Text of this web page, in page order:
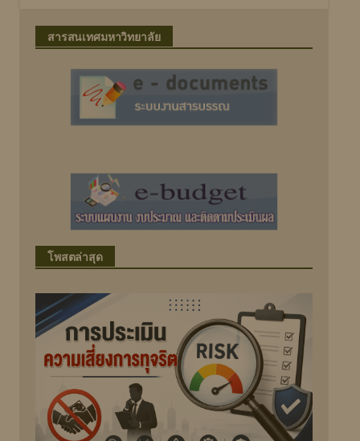
สารสนเทศมหาวิทยาลัย
โพสตล่าสุด